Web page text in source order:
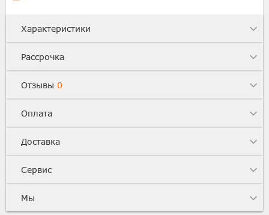
Характеристики
Рассрочка
Отзывы 0
Оплата
Доставка
Сервис
Мы